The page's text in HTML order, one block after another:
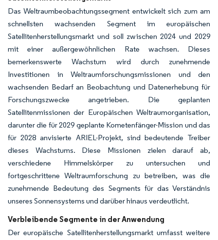
Das Weltraumbeobachtungssegment entwickelt sich zum am
schnellsten wachsenden Segment im europäischen
Satellitenherstellungsmarkt und soll zwischen 2024 und 2029
mit einer außergewöhnlichen Rate wachsen. Dieses
bemerkenswerte Wachstum wird durch zunehmende
Investitionen in Weltraumforschungsmissionen und den
wachsenden Bedarf an Beobachtung und Datenerhebung für
Forschungszwecke angetrieben. Die geplanten
Satellitenmissionen der Europäischen Weltraumorganisation,
darunter die für 2029 geplante Kometenfänger-Mission und das
für 2028 anvisierte ARIEL-Projekt, sind bedeutende Treiber
dieses Wachstums. Diese Missionen zielen darauf ab,
verschiedene Himmelskörper zu untersuchen und
fortgeschrittene Weltraumforschung zu betreiben, was die
zunehmende Bedeutung des Segments für das Verständnis
unseres Sonnensystems und darüber hinaus verdeutlicht.
Verbleibende Segmente in der Anwendung
Der europäische Satellitenherstellungsmarkt umfasst weitere